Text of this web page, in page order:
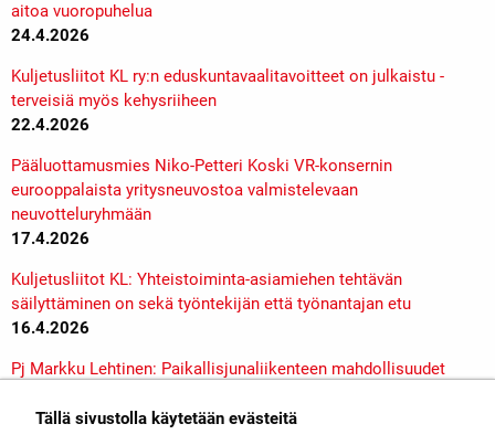
Tällä sivustolla käytetään evästeitä
aitoa vuoropuhelua
24.4.2026
Kuljetusliitot KL ry:n eduskuntavaalitavoitteet on julkaistu -
terveisiä myös kehysriiheen
22.4.2026
Pääluottamusmies Niko-Petteri Koski VR-konsernin
eurooppalaista yritysneuvostoa valmistelevaan
neuvotteluryhmään
17.4.2026
Kuljetusliitot KL: Yhteistoiminta-asiamiehen tehtävän
säilyttäminen on sekä työntekijän että työnantajan etu
16.4.2026
Pj Markku Lehtinen: Paikallisjunaliikenteen mahdollisuudet
14.4.2026